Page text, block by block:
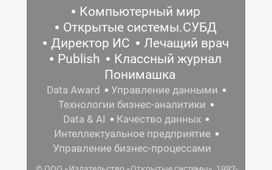
Компьютерный мир
Открытые системы.СУБД
Директор ИС
Лечащий врач
Publish
Классный журнал
Понимашка
Data Award
Управление данными
Технологии бизнес-аналитики
Data & AI
Качество данных
Интеллектуальное предприятие
Управление бизнес-процессами